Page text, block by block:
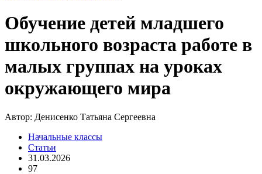
Обучение детей младшего
школьного возраста работе в
малых группах на уроках
окружающего мира
Автор: Денисенко Татьяна Сергеевна
Начальные классы
Статьи
31.03.2026
97